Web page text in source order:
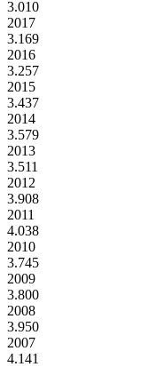
3.010
2017
3.169
2016
3.257
2015
3.437
2014
3.579
2013
3.511
2012
3.908
2011
4.038
2010
3.745
2009
3.800
2008
3.950
2007
4.141